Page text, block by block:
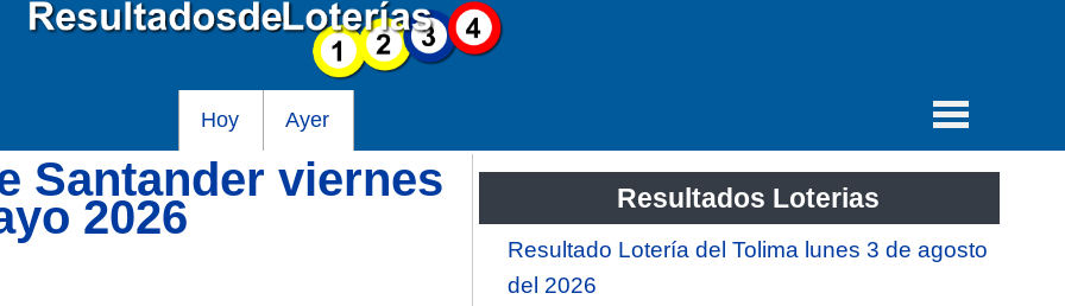
Hoy Ayer
Santander viernes
2026 Resultados Loterias
Resultado Lotería del Tolima lunes 3 de agosto
del 2026